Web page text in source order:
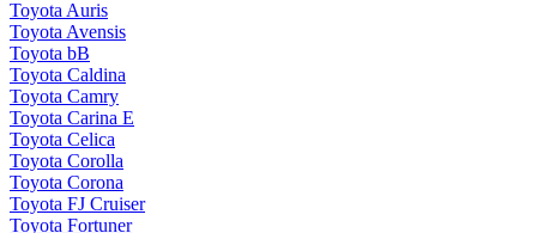
Toyota Auris
Toyota Avensis
Toyota bB
Toyota Caldina
Toyota Camry
Toyota Carina E
Toyota Celica
Toyota Corolla
Toyota Corona
Toyota FJ Cruiser
Toyota Fortuner